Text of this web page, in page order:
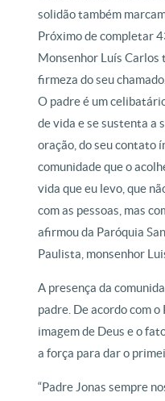
solidão também
Próximo de completar
Monsenhor Luís Carlos
firmeza do seu
O padre é um
de vida e se sustenta a
oração, do seu contato
comunidade que o
vida que eu levo, que
com as pessoas, mas
afirmou da Paróquia
Paulista, monsenhor
A presença da
padre. De acordo com o
imagem de Deus e o
a força para dar o
“Padre Jonas sempre